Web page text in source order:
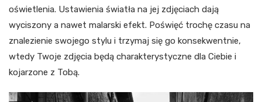
oświetlenia. Ustawienia światła na jej zdjęciach dają
wyciszony a nawet malarski efekt. Poświęć trochę czasu na
znalezienie swojego stylu i trzymaj się go konsekwentnie,
wtedy Twoje zdjęcia będą charakterystyczne dla Ciebie i
kojarzone z Tobą.